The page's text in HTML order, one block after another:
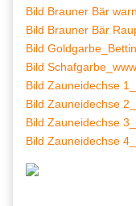
Bild Brauner Bär
Bild Brauner Bär
Bild
Bild Schafgarbe_
Bild Zauneidechse
Bild Zauneidechse
Bild Zauneidechse
Bild Zauneidechse